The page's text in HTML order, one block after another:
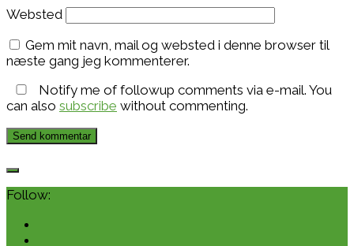
Websted
Gem mit navn, mail og websted i denne browser til
næste gang jeg kommenterer.
Notify me of followup comments via e-mail. You
can also subscribe without commenting.
Follow: